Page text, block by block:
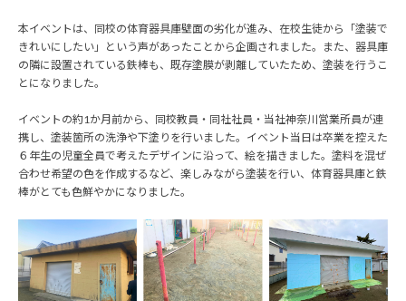
本イベントは、同校の体育器具庫壁面の劣化が進み、在校生徒から「塗装で
きれいにしたい」という声があったことから企画されました。また、器具庫
の隣に設置されている鉄棒も、既存塗膜が剥離していたため、塗装を行うこ
とになりました。
イベントの約1か月前から、同校教員・同社社員・当社神奈川営業所員が連
携し、塗装箇所の洗浄や下塗りを行いました。イベント当日は卒業を控えた
６年生の児童全員で考えたデザインに沿って、絵を描きました。塗料を混ぜ
合わせ希望の色を作成するなど、楽しみながら塗装を行い、体育器具庫と鉄
棒がとても色鮮やかになりました。